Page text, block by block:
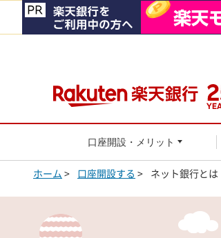
口座開設・メリット
ホーム > 口座開設する > ネット銀行とは